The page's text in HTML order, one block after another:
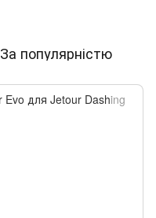
За популярністю